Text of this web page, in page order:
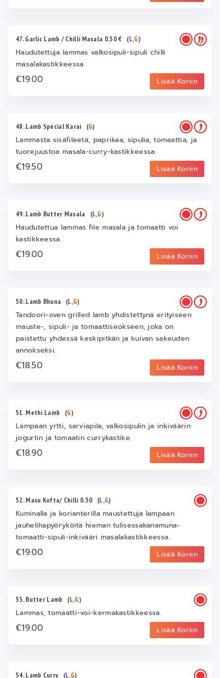
47. Garlic Lamb / Chilli Masala 0.50 € (L,G)
Haudutettuja lammas valkosipuli-sipuli chilli
masalakastikkeessa.
€19.00 Lisää Koriin
48. Lamb Special Karai (G)
Lammasta sisäfileetä, paprikaa, sipulia, tomaattia, ja
tuorejuustoa masala-curry-kastikkeessa.
€19.50 Lisää Koriin
49. Lamb Butter Masala (L,G)
Haudutettua lammas file masala ja tomaatti voi
kastikkeessa.
€19.00 Lisää Koriin
50. Lamb Bhuna (L,G)
Tandoori-oven grilled lamb yhdistettynä erityiseen
mauste-, sipuli- ja tomaattiseokseen, joka on
paistettu yhdessä keskipitkän ja kuivan sakeuden
annokseksi.
€18.50 Lisää Koriin
51. Methi Lamb (G)
Lampaan yrtti, sarviapila, valkosipulin ja inkiväärin
jogurtin ja tomaatin currykastike.
€18.90 Lisää Koriin
52. Masu Kofta/ Chilli 0.50 (L,G)
Kuminalla ja korianterilla maustettuja lampaan
jauhelihapyöryköitä hieman tulisessakanamuna-
tomaatti-sipuli-inkivääri masalakastikkeessa.
€19.00 Lisää Koriin
53. Butter Lamb (L,G)
Lammas, tomaatti-voi-kermakastikkeessa.
€19.00 Lisää Koriin
54. Lamb Curry (L,G)